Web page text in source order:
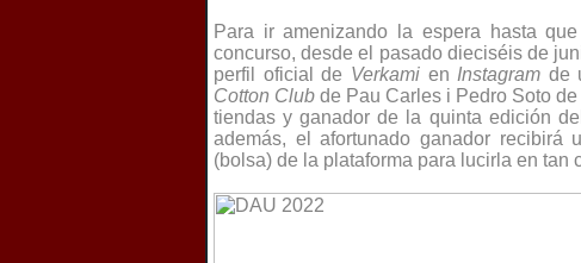
Para ir amenizando la espera hasta
concurso, desde el pasado dieciséis de
perfil oficial de Verkami en Instagram de
Cotton Club de Pau Carles i Pedro Soto de
tiendas y ganador de la quinta edición del
además, el afortunado ganador recibirá
(bolsa) de la plataforma para lucirla en tan